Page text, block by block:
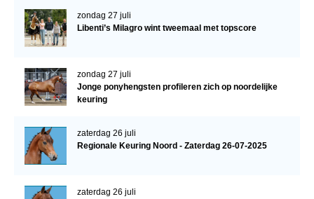
zondag 27 juli
Libenti’s Milagro wint tweemaal met topscore
zondag 27 juli
Jonge ponyhengsten profileren zich op noordelijke
keuring
zaterdag 26 juli
Regionale Keuring Noord - Zaterdag 26-07-2025
zaterdag 26 juli